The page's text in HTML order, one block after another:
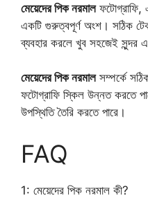
মেয়েদের পিক নরমালফটোগ্রাফি,
একটি গুরুত্বপূর্ণ অংশ। সঠিক
ব্যবহার করলে খুব সহজেই সুন্দর
মেয়েদের পিক নরমালসম্পর্কে
ফটোগ্রাফি স্কিল উন্নত করতে
উপস্থিতি তৈরি করতে পারে।
FAQ
1: মেয়েদের পিক নরমাল কী?